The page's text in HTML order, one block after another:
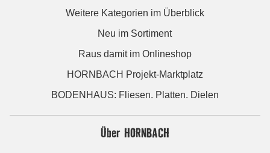
Weitere Kategorien im Überblick
Neu im Sortiment
Raus damit im Onlineshop
HORNBACH Projekt-Marktplatz
BODENHAUS: Fliesen. Platten. Dielen
Über HORNBACH